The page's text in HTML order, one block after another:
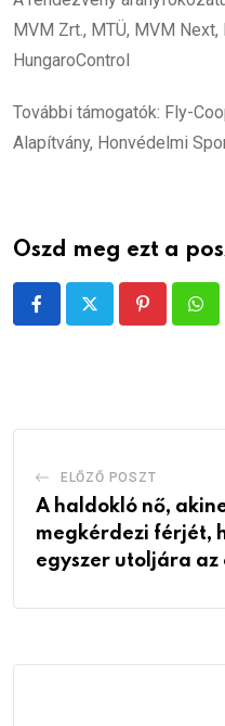
MVM Zrt., MTÜ, MVM
HungaroControl
További támogatók: Fly-
Alapítvány, Honvédelmi
Oszd meg ezt a
Pinterest
ELŐZŐ POSZT
A haldokló nő,
megkérdezi férjét,
egyszer utoljára az